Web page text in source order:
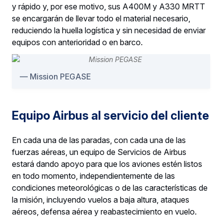
y rápido y, por ese motivo, sus A400M y A330 MRTT
se encargarán de llevar todo el material necesario,
reduciendo la huella logística y sin necesidad de enviar
equipos con anterioridad o en barco.
Mission PEGASE
Equipo Airbus al servicio del cliente
En cada una de las paradas, con cada una de las
fuerzas aéreas, un equipo de Servicios de Airbus
estará dando apoyo para que los aviones estén listos
en todo momento, independientemente de las
condiciones meteorológicas o de las características de
la misión, incluyendo vuelos a baja altura, ataques
aéreos, defensa aérea y reabastecimiento en vuelo.